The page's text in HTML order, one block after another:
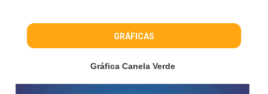
GRÁFICAS
Gráfica Canela Verde